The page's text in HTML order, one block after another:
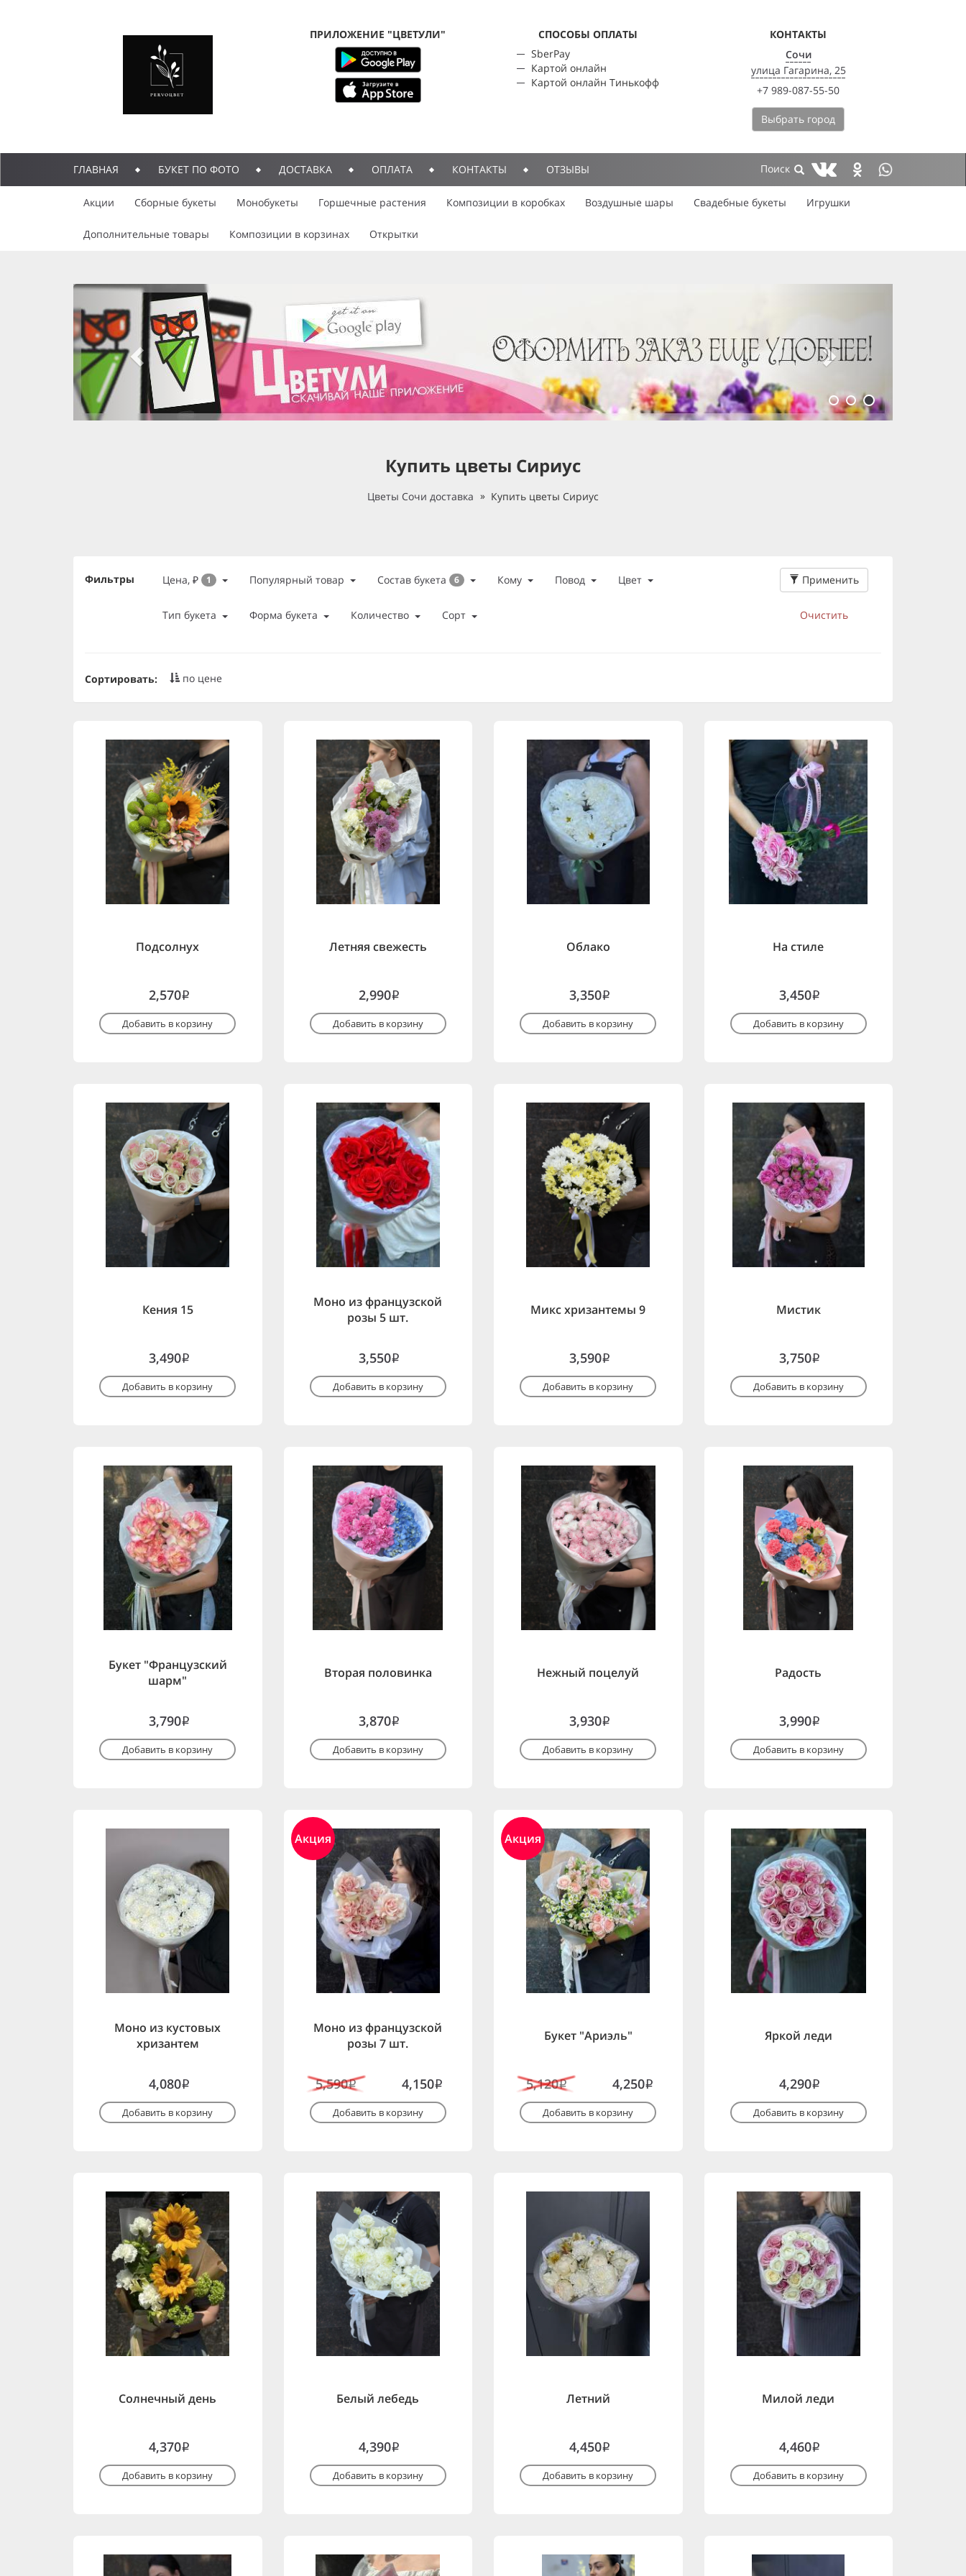
ПРИЛОЖЕНИЕ "ЦВЕТУЛИ"
CПОСОБЫ ОПЛАТЫ
SberPay
Картой онлайн
Картой онлайн Тинькофф
КОНТАКТЫ
Сочи
улица Гагарина, 25
+7 989-087-55-50
Выбрать город
ГЛАВНАЯ БУКЕТ ПО ФОТО ДОСТАВКА ОПЛАТА КОНТАКТЫ ОТЗЫВЫ
Акции Сборные букеты Монобукеты Горшечные растения Композиции в коробках Воздушные шары Свадебные букеты Игрушки
Дополнительные товары Композиции в корзинах Открытки
previous
slide 1 of 3
slide 2 of 3
, currently active
Купить цветы Сириус
Цветы Сочи доставка Купить цветы Сириус
Фильтры Цена, ₽ 1 Популярный товар Состав букета 6 Кому Повод Цвет
Тип букета Форма букета Количество Сорт
Применить
Очистить
Сортировать: по цене
Подсолнух
2,570i
Добавить в корзину
Летняя свежесть
2,990i
Добавить в корзину
Облако
3,350i
Добавить в корзину
На стиле
3,450i
Добавить в корзину
Кения 15
3,490i
Добавить в корзину
Моно из французской
розы 5 шт.
3,550i
Добавить в корзину
Микс хризантемы 9
3,590i
Добавить в корзину
Мистик
3,750i
Добавить в корзину
Букет "Французский
шарм"
3,790i
Добавить в корзину
Вторая половинка
3,870i
Добавить в корзину
Нежный поцелуй
3,930i
Добавить в корзину
Радость
3,990i
Добавить в корзину
Моно из кустовых
хризантем
4,080i
Добавить в корзину
Акция
Моно из французской
розы 7 шт.
5,590i 4,150i
Добавить в корзину
Акция
Букет "Ариэль"
5,120i 4,250i
Добавить в корзину
Яркой леди
4,290i
Добавить в корзину
Солнечный день
4,370i
Добавить в корзину
Белый лебедь
4,390i
Добавить в корзину
Летний
4,450i
Добавить в корзину
Милой леди
4,460i
Добавить в корзину